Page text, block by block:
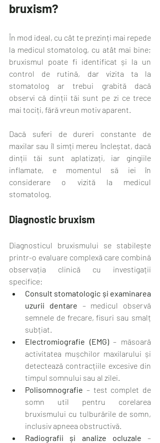
bruxism?
În mod ideal, cu cât te prezinți mai repede
la medicul stomatolog, cu atât mai bine;
bruxismul poate fi identificat și la un
control de rutină, dar vizita ta la
stomatolog ar trebui grabită dacă
observi că dinții tăi sunt pe zi ce trece
mai tociți, fără vreun motiv aparent.
Dacă suferi de dureri constante de
maxilar sau îl simți mereu încleștat, dacă
dinții tăi sunt aplatizați, iar gingiile
inflamate, e momentul să iei în
considerare o vizită la medicul
stomatolog.
Diagnostic bruxism
Diagnosticul bruxismului se stabilește
printr-o evaluare complexă care combină
observația clinică cu investigații
specifice:
Consult stomatologic și examinarea
uzurii dentare – medicul observă
semnele de frecare, fisuri sau smalț
subțiat.
Electromiografie (EMG) – măsoară
activitatea mușchilor maxilarului și
detectează contracțiile excesive din
timpul somnului sau al zilei.
Polisomnografie – test complet de
somn util pentru corelarea
bruxismului cu tulburările de somn,
inclusiv apneea obstructivă.
Radiografii și analize ocluzale –